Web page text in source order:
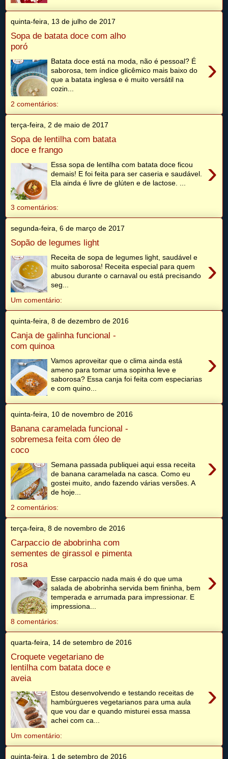
quinta-feira, 13 de julho de 2017
Sopa de batata doce com alho
poró
›
Batata doce está na moda, não é pessoal? É
saborosa, tem índice glicêmico mais baixo do
que a batata inglesa e é muito versátil na
cozin...
2 comentários:
terça-feira, 2 de maio de 2017
Sopa de lentilha com batata
doce e frango
›
Essa sopa de lentilha com batata doce ficou
demais! E foi feita para ser caseria e saudável.
Ela ainda é livre de glúten e de lactose. ...
3 comentários:
segunda-feira, 6 de março de 2017
Sopão de legumes light
›
Receita de sopa de legumes light, saudável e
muito saborosa! Receita especial para quem
abusou durante o carnaval ou está precisando
seg...
Um comentário:
quinta-feira, 8 de dezembro de 2016
Canja de galinha funcional -
com quinoa
›
Vamos aproveitar que o clima ainda está
ameno para tomar uma sopinha leve e
saborosa? Essa canja foi feita com especiarias
e com quino...
quinta-feira, 10 de novembro de 2016
Banana caramelada funcional -
sobremesa feita com óleo de
coco
›
Semana passada publiquei aqui essa receita
de banana caramelada na casca. Como eu
gostei muito, ando fazendo várias versões. A
de hoje...
2 comentários:
terça-feira, 8 de novembro de 2016
Carpaccio de abobrinha com
sementes de girassol e pimenta
rosa
›
Esse carpaccio nada mais é do que uma
salada de abobrinha servida bem fininha, bem
temperada e arrumada para impressionar. E
impressiona...
8 comentários:
quarta-feira, 14 de setembro de 2016
Croquete vegetariano de
lentilha com batata doce e
aveia
›
Estou desenvolvendo e testando receitas de
hambúrgueres vegetarianos para uma aula
que vou dar e quando misturei essa massa
achei com ca...
Um comentário:
quinta-feira, 1 de setembro de 2016